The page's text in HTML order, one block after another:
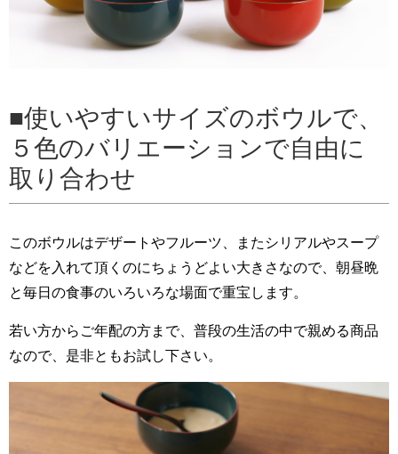
使いやすいサイズのボウルで、
５色のバリエーションで自由に
取り合わせ
このボウルはデザートやフルーツ、またシリアルやスープ
などを入れて頂くのにちょうどよい大きさなので、朝昼晩
と毎日の食事のいろいろな場面で重宝します。
若い方からご年配の方まで、普段の生活の中で親める商品
なので、是非ともお試し下さい。